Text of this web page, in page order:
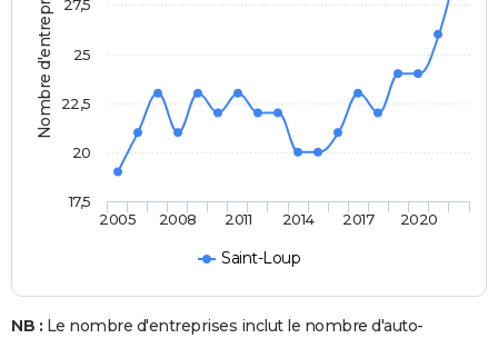
Nombre d'entreprises
Saint-Loup
2005 2008 2011 2014 2017 2020
17,5
20
22,5
25
27,5
NB : Le nombre d'entreprises inclut le nombre d'auto-